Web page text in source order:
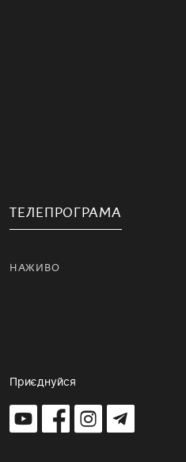
ТЕЛЕПРОГРАМА
НАЖИВО
Приєднуйся